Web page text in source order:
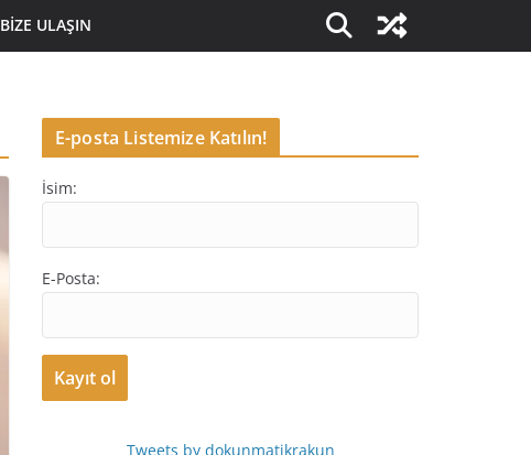
BIZE ULAŞIN
E-posta Listemize Katılın!
İsim:
E-Posta:
Tweets by dokunmatikrakun